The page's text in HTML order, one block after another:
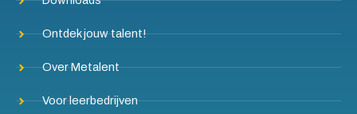
Ontdek jouw talent!
Over Metalent
Voor leerbedrijven